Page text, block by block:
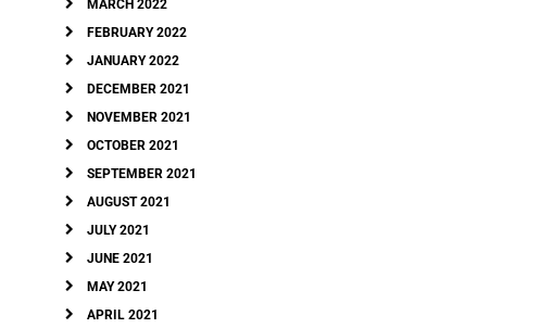
MARCH 2022
FEBRUARY 2022
JANUARY 2022
DECEMBER 2021
NOVEMBER 2021
OCTOBER 2021
SEPTEMBER 2021
AUGUST 2021
JULY 2021
JUNE 2021
MAY 2021
APRIL 2021